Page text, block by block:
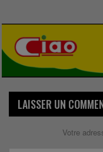
LAISSER UN
Votre